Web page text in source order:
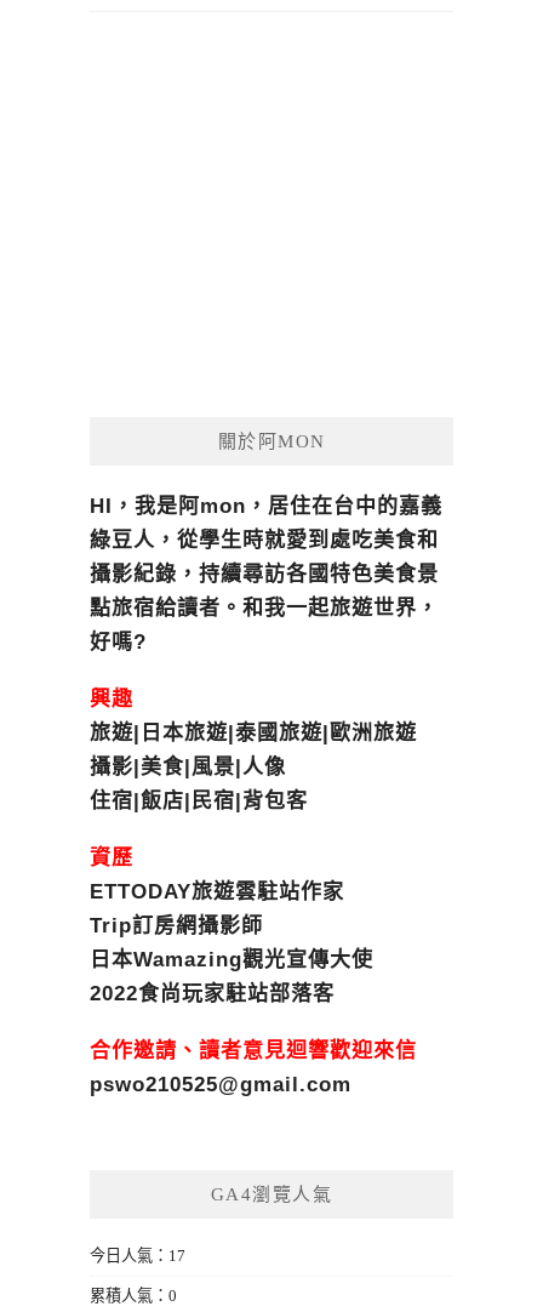
關於阿MON
HI，我是阿mon，居住在台中的嘉義
綠豆人，從學生時就愛到處吃美食和
攝影紀錄，持續尋訪各國特色美食景
點旅宿給讀者。和我一起旅遊世界，
好嗎?
興趣
旅遊|日本旅遊|泰國旅遊|歐洲旅遊
攝影|美食|風景|人像
住宿|飯店|民宿|背包客
資歷
ETTODAY旅遊雲駐站作家
Trip訂房網攝影師
日本Wamazing觀光宣傳大使
2022食尚玩家駐站部落客
合作邀請、讀者意見迴響歡迎來信
pswo210525@gmail.com
GA4瀏覽人氣
今日人氣：17
累積人氣：0